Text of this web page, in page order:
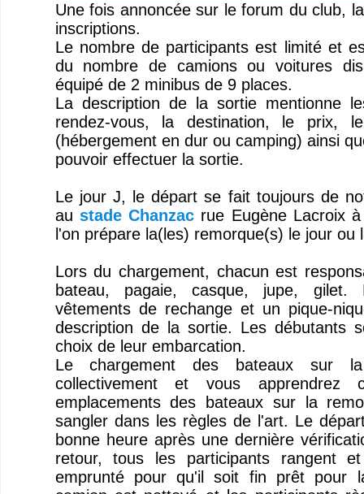
Une fois annoncée sur le forum du club,
inscriptions.
Le nombre de participants est limité et
du nombre de camions ou voitures
équipé de 2 minibus de 9 places.
La description de la sortie mentionne
rendez-vous, la destination, le prix,
(hébergement en dur ou camping) ainsi
pouvoir effectuer la sortie.
Le jour J, le départ se fait toujours de
au stade Chanzac rue Eugène Lacroix
l'on prépare la(les) remorque(s) le jour ou
Lors du chargement, chacun est
bateau, pagaie, casque, jupe,
vêtements de rechange et un pique-
description de la sortie. Les débutants
choix de leur embarcation.
Le chargement des bateaux sur
collectivement et vous apprendrez
emplacements des bateaux sur la
sangler dans les règles de l'art. Le
bonne heure après une dernière
retour, tous les participants rangent
emprunté pour qu'il soit fin prêt pour